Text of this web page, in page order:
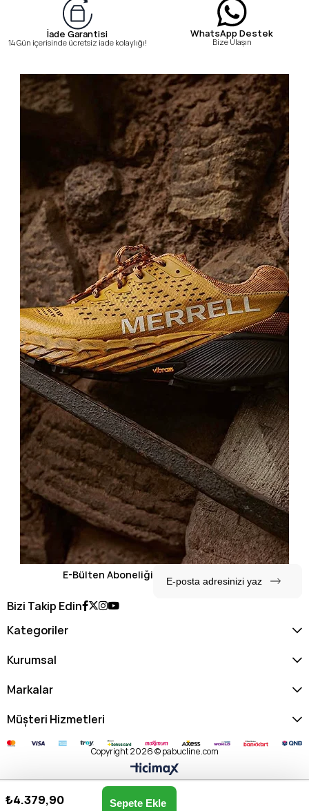
İade Garantisi
14 Gün içerisinde ücretsiz iade kolaylığı!
WhatsApp Destek
Bize Ulaşın
E-Bülten Aboneliği
Bizi Takip Edin
Kategoriler
Kurumsal
Markalar
Müşteri Hizmetleri
Copyright 2026 © pabucline.com
Kadın Omuz Çantası US25588-TAŞ
₺4.379,90
Anasayfa Favorilerim